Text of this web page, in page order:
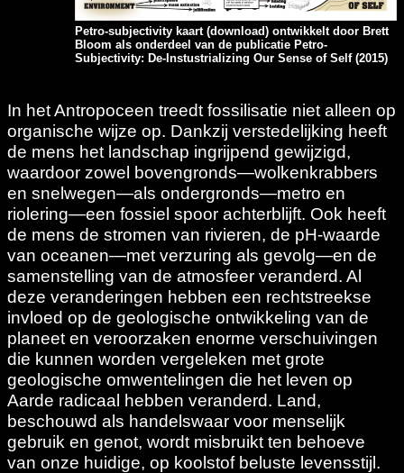
Petro-subjectivity kaart (download) ontwikkelt door Brett
Bloom als onderdeel van de publicatie Petro-
Subjectivity: De-Instustrializing Our Sense of Self (2015)
In het Antropoceen treedt fossilisatie niet alleen op
organische wijze op. Dankzij verstedelijking heeft
de mens het landschap ingrijpend gewijzigd,
waardoor zowel bovengronds—wolkenkrabbers
en snelwegen—als ondergronds—metro en
riolering—een fossiel spoor achterblijft. Ook heeft
de mens de stromen van rivieren, de pH-waarde
van oceanen—met verzuring als gevolg—en de
samenstelling van de atmosfeer veranderd. Al
deze veranderingen hebben een rechtstreekse
invloed op de geologische ontwikkeling van de
planeet en veroorzaken enorme verschuivingen
die kunnen worden vergeleken met grote
geologische omwentelingen die het leven op
Aarde radicaal hebben veranderd. Land,
beschouwd als handelswaar voor menselijk
gebruik en genot, wordt misbruikt ten behoeve
van onze huidige, op koolstof beluste levensstijl.